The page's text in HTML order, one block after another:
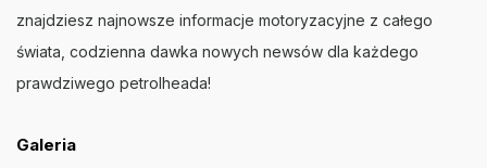
znajdziesz najnowsze informacje motoryzacyjne z całego
świata, codzienna dawka nowych newsów dla każdego
prawdziwego petrolheada!
Galeria